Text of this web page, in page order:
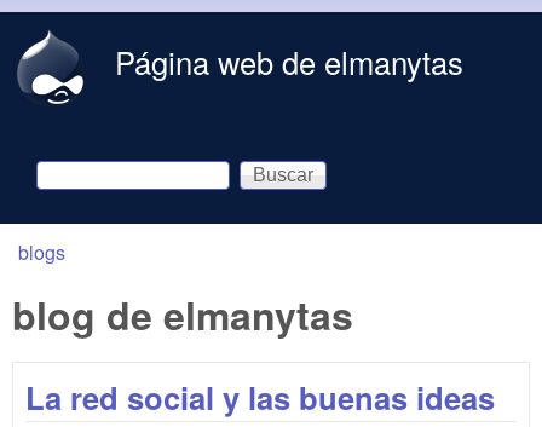
Página web de elmanytas
Formulario de búsqueda
Buscar
You are here
blogs
blog de elmanytas
La red social y las buenas ideas